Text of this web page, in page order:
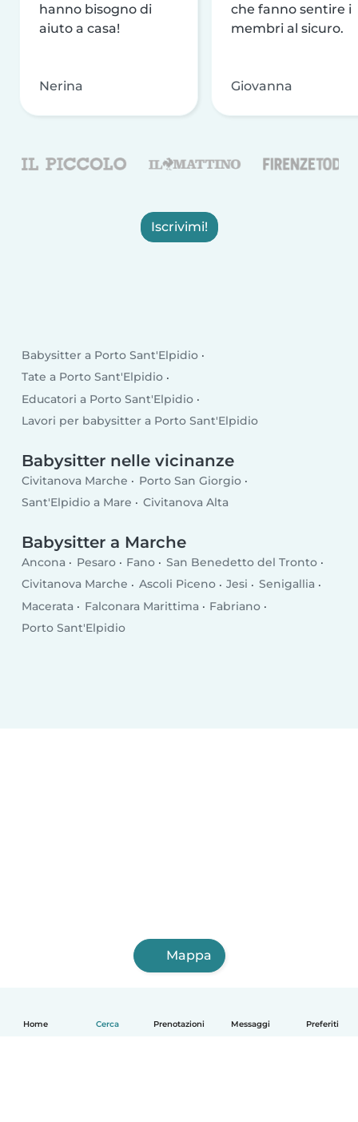
Home Cerca Prenotazioni Messaggi Preferiti
hanno bisogno di
aiuto a casa!
Nerina
che fanno sentire i
membri al sicuro.
Giovanna
Iscrivimi!
Babysitter a Porto Sant'Elpidio
Tate a Porto Sant'Elpidio
Educatori a Porto Sant'Elpidio
Lavori per babysitter a Porto Sant'Elpidio
Babysitter nelle vicinanze
Civitanova Marche
Porto San Giorgio
Sant'Elpidio a Mare
Civitanova Alta
Babysitter a Marche
Ancona Pesaro Fano
San Benedetto del Tronto
Civitanova Marche
Ascoli Piceno Jesi
Senigallia
Macerata
Falconara Marittima
Fabriano
Porto Sant'Elpidio
Mappa